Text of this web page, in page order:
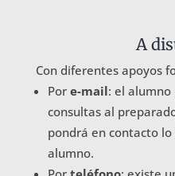
A
Con diferentes apoyos
Por e-mail: el alumno
consultas al
pondrá en contacto
alumno.